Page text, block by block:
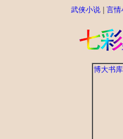
武侠小说 言情
博大书库